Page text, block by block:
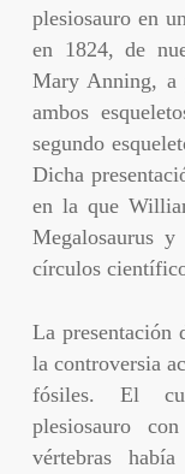
plesiosauro en
en 1824, de
Mary Anning, a
ambos
segundo
Dicha
en la que
Megalosaurus
círculos
La presentación
la controversia
fósiles. El
plesiosauro
vértebras